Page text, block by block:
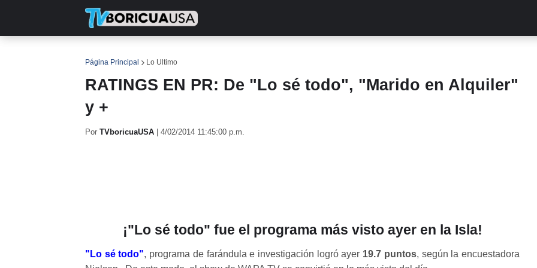
Página Principal Lo Ultimo
RATINGS EN PR: De "Lo sé todo", "Marido en Alquiler"
y +
Por TVboricuaUSA 4/02/2014 11:45:00 p.m.
¡"Lo sé todo" fue el programa más visto ayer en la Isla!
"Lo sé todo", programa de farándula e investigación logró ayer 19.7 puntos, según la encuestadora